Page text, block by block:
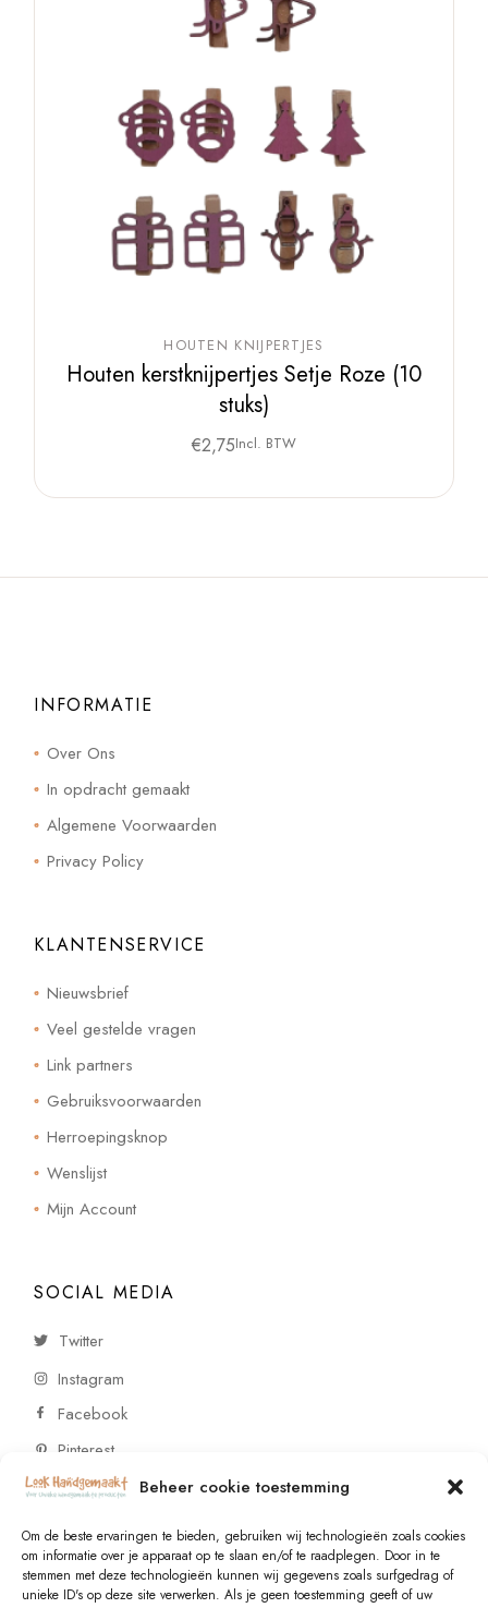
Beheer cookie toestemming
Om de beste ervaringen te bieden, gebruiken wij technologieën zoals cookies
om informatie over je apparaat op te slaan en/of te raadplegen. Door in te
stemmen met deze technologieën kunnen wij gegevens zoals surfgedrag of
unieke ID's op deze site verwerken. Als je geen toestemming geeft of uw
HOUTEN KNIJPERTJES
Houten kerstknijpertjes Setje Roze (10
stuks)
€2,75Incl. BTW
INFORMATIE
Over Ons
In opdracht gemaakt
Algemene Voorwaarden
Privacy Policy
KLANTENSERVICE
Nieuwsbrief
Veel gestelde vragen
Link partners
Gebruiksvoorwaarden
Herroepingsknop
Wenslijst
Mijn Account
SOCIAL MEDIA
Twitter
Instagram
Facebook
Pinterest
CONTACT
Vragen of wensen? Neem contact op!